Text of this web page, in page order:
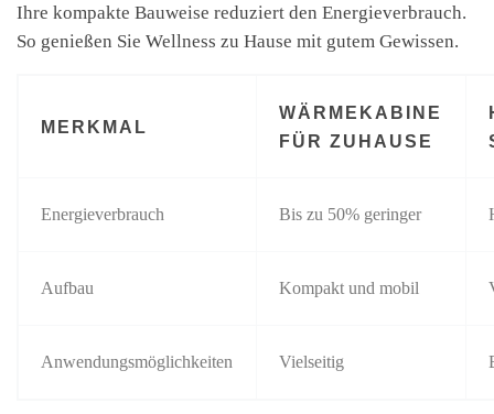
Ihre kompakte Bauweise reduziert den Energieverbrauch.
So genießen Sie Wellness zu Hause mit gutem Gewissen.
MERKMAL
WÄRMEKABINE
FÜR ZUHAUSE
Energieverbrauch Bis zu 50% geringer
Aufbau Kompakt und mobil
Anwendungsmöglichkeiten Vielseitig